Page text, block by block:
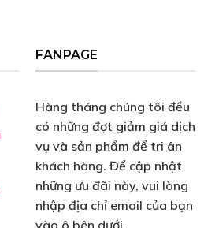
FANPAGE
Hàng tháng chúng tôi đều
có những đợt giảm giá dịch
vụ và sản phẩm để tri ân
khách hàng. Để cập nhật
những ưu đãi này, vui lòng
nhập địa chỉ email của bạn